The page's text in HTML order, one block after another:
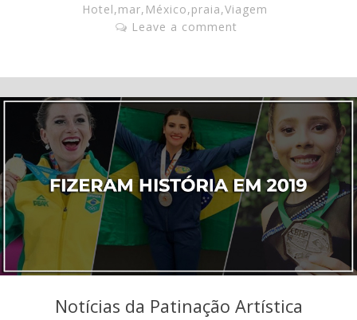
Hotel,mar, México,praia,Viagem
Leave a comment
Notícias da Patinação Artística